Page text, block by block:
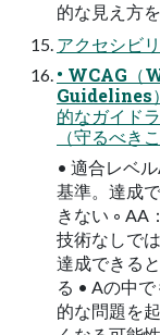
的な見え方
アクセシビ
• WCAG
Guidelines
的なガイド
（守るべきこ
• 適合レベ
基準。達成
きない ◦ AA
技術なしで
達成できる
る • Aの中
的な問題を